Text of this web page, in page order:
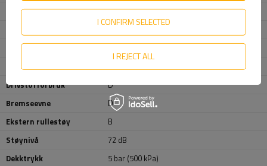
Slitebanemønster
80
Dekkdiameter
Belastningsindeks
Hastighetskode
N (do 140 km/h)
Drivstofforbruk
D
Bremseevne
D
Ekstern rullestøy
B
Støynivå
72 dB
Dekktrykk
5 bar (500 kPa)
I CONFIRM SELECTED
I REJECT ALL